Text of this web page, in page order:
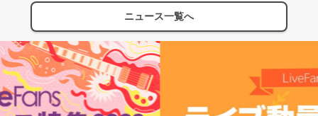
ニュース一覧へ